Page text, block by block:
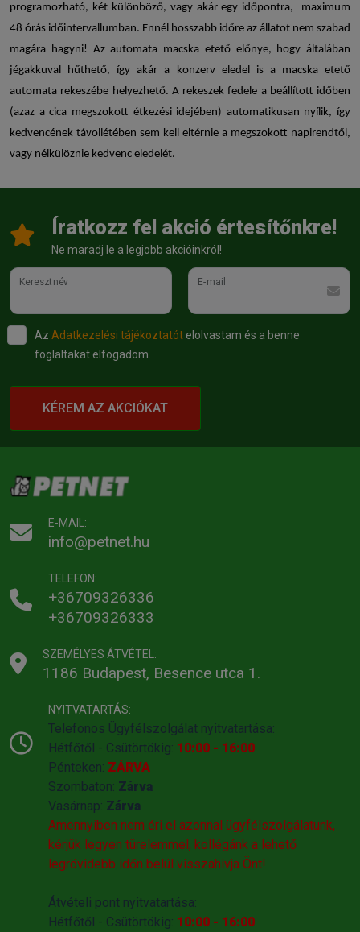
programozható, két különböző, vagy akár egy időpontra, maximum
48 órás időintervallumban. Ennél hosszabb időre az állatot nem szabad
magára hagyni! Azautomata macska etetőelőnye, hogy általában
jégakkuval hűthető, így akár a konzerv eledel is a macska etető
automata rekeszébe helyezhető. A rekeszek fedele a beállított időben
(azaz a cica megszokott étkezési idejében) automatikusan nyílik, így
kedvencének távollétében sem kell eltérnie a megszokott napirendtől,
vagy nélkülöznie kedvenc eledelét.
Íratkozz fel akció értesítőnkre!
Ne maradj le a legjobb akcióinkról!
Keresztnév E-mail
Az Adatkezelési tájékoztatót elolvastam és a benne
foglaltakat elfogadom.
KÉREM AZ AKCIÓKAT
E-MAIL:
info@petnet.hu
TELEFON:
+36709326336
+36709326333
SZEMÉLYES ÁTVÉTEL:
1186 Budapest, Besence utca 1.
NYITVATARTÁS:
Telefonos Ügyfélszolgálat nyitvatartása:
Hétfőtől - Csütörtökig: 10:00 - 16:00
Pénteken: ZÁRVA
Szombaton: Zárva
Vasárnap: Zárva
Amennyiben nem éri el azonnal ügyfélszolgálatunk,
kérjük legyen türelemmel, kollégánk a lehető
legrövidebb időn belül visszahivja Önt!
Átvételi pont nyitvatartása:
Hétfőtől - Csütörtökig: 10:00 - 16:00